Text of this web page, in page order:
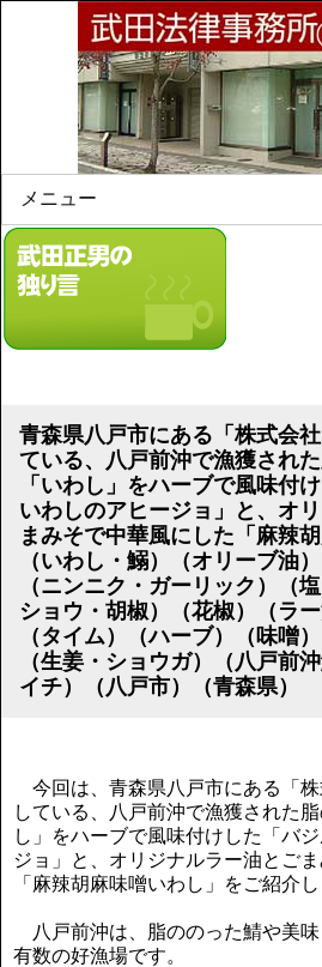
メニュー
Home
所属弁護士
法律相談案内
リンク集
顧問契約について
講演のご案内
気をつけたい法律のポイント
武田正男の独り言
青森県八戸市にある「株式会
ている、八戸前沖で漁獲され
「いわし」をハーブで風味付
いわしのアヒージョ」と、オ
まみそで中華風にした「麻辣胡
（いわし・鰯）（オリーブ油
（ニンニク・ガーリック）（
ショウ・胡椒）（花椒）（ラー
（タイム）（ハーブ）（味噌
（生姜・ショウガ）（八戸前
イチ）（八戸市）（青森県）
今回は、青森県八戸市にある「
している、八戸前沖で漁獲された
し」をハーブで風味付けした「バ
ジョ」と、オリジナルラー油とご
「麻辣胡麻味噌いわし」をご紹介し
八戸前沖は、脂ののった鯖や美
有数の好漁場です。